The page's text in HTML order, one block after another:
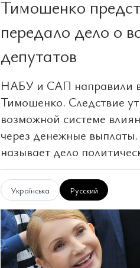
Тимошенко
передало дело о
депутатов
НАБУ и САП направили
Тимошенко. Следствие
возможной системе
через денежные
называет дело
Українська Русский